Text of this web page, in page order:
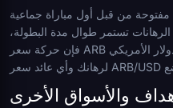
من قبل أول مباراة جماعية
الرهانات تستمر طوال مدة البطولة،
فإن حركة سعر ARB هي اعتبار حقيقي: ستعكس قيمة الدولار الأمريكي
والأسواق الأخرى